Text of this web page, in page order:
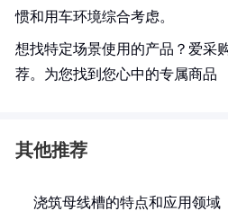
惯和用车环境综合考虑。
想找特定场景使用的产品？爱采
荐。为您找到您心中的专属商品
其他推荐
浇筑母线槽的特点和应用领域